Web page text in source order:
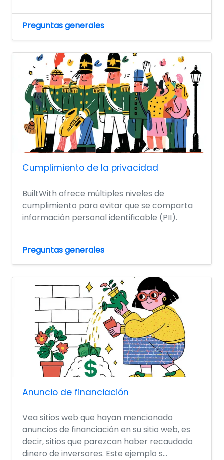
Preguntas generales
Cumplimiento de la privacidad
BuiltWith ofrece múltiples niveles de
cumplimiento para evitar que se comparta
información personal identificable (PII).
Preguntas generales
Anuncio de financiación
Vea sitios web que hayan mencionado
anuncios de financiación en su sitio web, es
decir, sitios que parezcan haber recaudado
dinero de inversores. Este ejemplo s...